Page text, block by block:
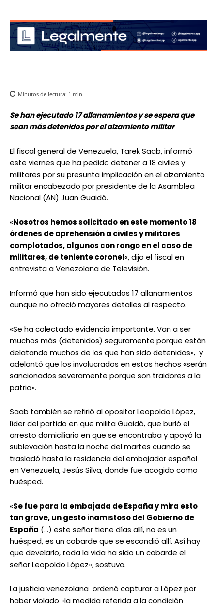
Minutos de lectura: 1 min.
Se han ejecutado 17 allanamientos y se espera que
sean más detenidos por el alzamiento militar
El fiscal general de Venezuela, Tarek Saab, informó
este viernes que ha pedido detener a 18 civiles y
militares por su presunta implicación en el alzamiento
militar encabezado por presidente de la Asamblea
Nacional (AN) Juan Guaidó.
«Nosotros hemos solicitado en este momento 18
órdenes de aprehensión a civiles y militares
complotados, algunos con rango en el caso de
militares, de teniente coronel«, dijo el fiscal en
entrevista a Venezolana de Televisión.
Informó que han sido ejecutados 17 allanamientos
aunque no ofreció mayores detalles al respecto.
«Se ha colectado evidencia importante. Van a ser
muchos más (detenidos) seguramente porque están
delatando muchos de los que han sido detenidos», y
adelantó que los involucrados en estos hechos «serán
sancionados severamente porque son traidores a la
patria».
Saab también se refirió al opositor Leopoldo López,
líder del partido en que milita Guaidó, que burló el
arresto domiciliario en que se encontraba y apoyó la
sublevación hasta la noche del martes cuando se
trasladó hasta la residencia del embajador español
en Venezuela, Jesús Silva, donde fue acogido como
huésped.
«Se fue para la embajada de España y mira esto
tan grave, un gesto inamistoso del Gobierno de
España (…) este señor tiene días allí, no es un
huésped, es un cobarde que se escondió allí. Así hay
que develarlo, toda la vida ha sido un cobarde el
señor Leopoldo López», sostuvo.
La justicia venezolana ordenó capturar a López por
haber violado «la medida referida a la condición